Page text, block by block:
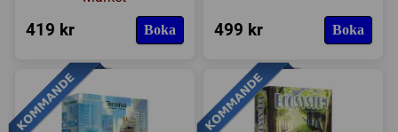
Expansioner
I lager
419 kr Boka 499 kr Boka